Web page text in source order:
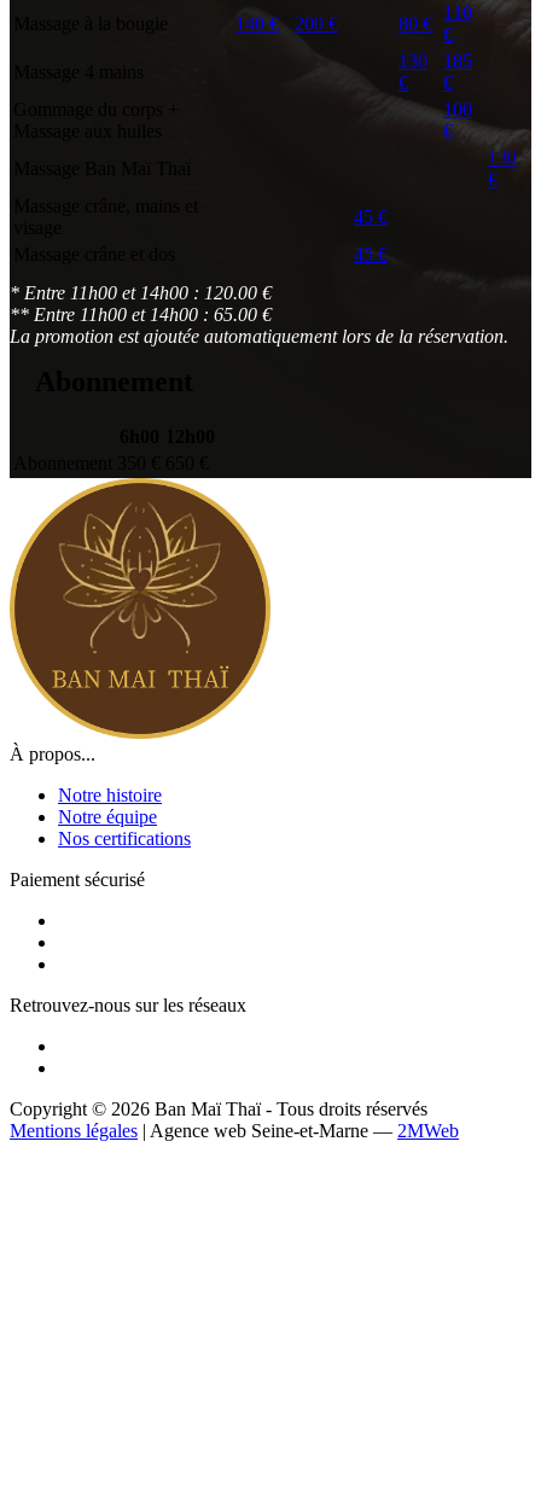
140 € 200 € 80 €
110
€
130
€
185
€
100
€
130
€
45 €
45 €
* Entre 11h00 et 14h00 : 120.00 €
** Entre 11h00 et 14h00 : 65.00 €
La promotion est ajoutée automatiquement lors de la réservation.
À propos...
Notre histoire
Notre équipe
Nos certifications
Paiement sécurisé
Retrouvez-nous sur les réseaux
Copyright © 2026 Ban Maï Thaï - Tous droits réservés
Mentions légales | Agence web Seine-et-Marne — 2MWeb